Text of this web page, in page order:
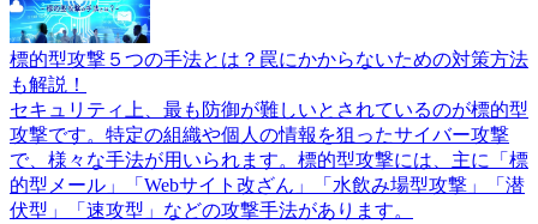
標的型攻撃５つの手法とは？罠にかからないための対策方法
も解説！
セキュリティ上、最も防御が難しいとされているのが標的型
攻撃です。特定の組織や個人の情報を狙ったサイバー攻撃
で、様々な手法が用いられます。標的型攻撃には、主に「標
的型メール」「Webサイト改ざん」「水飲み場型攻撃」「潜
伏型」「速攻型」などの攻撃手法があります。